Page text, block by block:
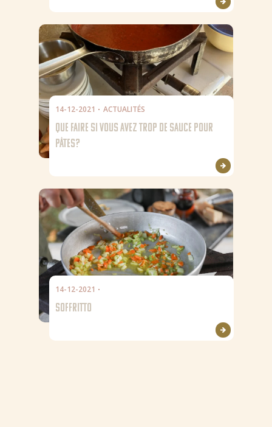
14-12-2021 ACTUALITÉS
QUE FAIRE SI VOUS AVEZ TROP DE SAUCE POUR
PÂTES?
14-12-2021
SOFFRITTO